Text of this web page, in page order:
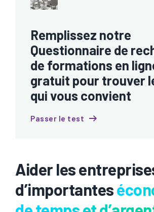
Remplissez notre
Questionnaire de
de formations en
gratuit pour trouver
qui vous convient
Passer le test
Aider les
d’importantes